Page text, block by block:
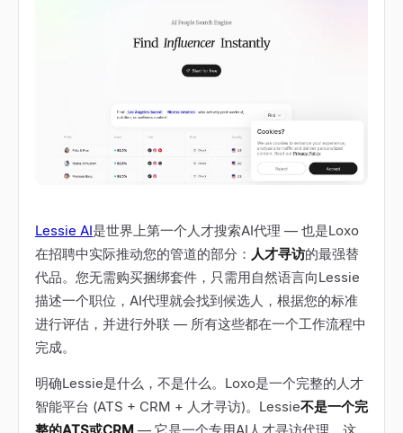
Lessie AI是世界上第一个人才搜索AI代理 — 也是Loxo
在招聘中实际推动您的管道的部分： 人才寻访的最强替
代品。您无需购买捆绑套件，只需用自然语言向Lessie
描述一个职位，AI代理就会找到候选人，根据您的标准
进行评估，并进行外联 — 所有这些都在一个工作流程中
完成。
明确Lessie是什么，不是什么。Loxo是一个完整的人才
智能平台 (ATS + CRM + 人才寻访)。Lessie不是一个完